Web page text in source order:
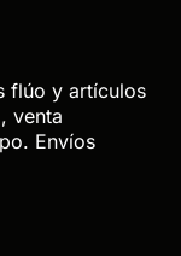
flúo y artículos
venta
Envíos